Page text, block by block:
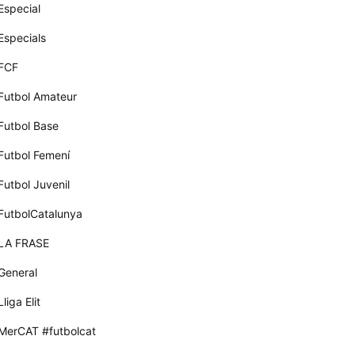
Amateur
Base
Femení
Juvenil
FRASE
Elit
#futbolcat